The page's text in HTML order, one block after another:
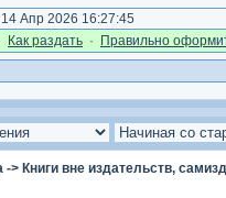
Апр 2026 16:27:45
Как раздать · Правильно
-> Книги вне издательств,